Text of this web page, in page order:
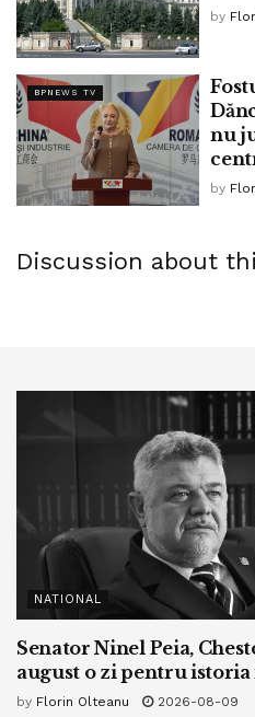
by
BPNEWS TV
nu
by
Discussion about
NATIONAL
Senator Ninel Peia,
august o zi pentru
by Florin Olteanu 2026-08-09